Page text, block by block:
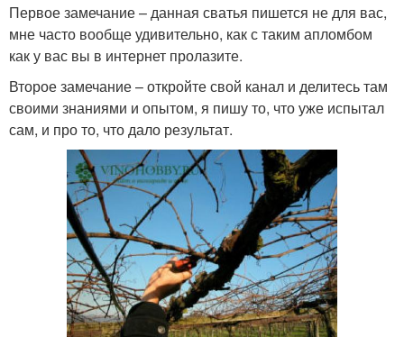
Первое замечание – данная сватья пишется не для вас,
мне часто вообще удивительно, как с таким апломбом
как у вас вы в интернет пролазите.
Второе замечание – откройте свой канал и делитесь там
своими знаниями и опытом, я пишу то, что уже испытал
сам, и про то, что дало результат.